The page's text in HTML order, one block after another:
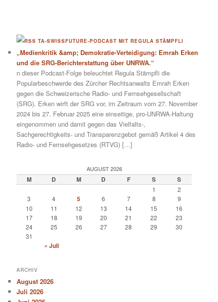
TA-SWISSFUTURE-PODCAST MIT REGULA STÄMPFLI
„Medienkritik &amp; Demokratie-Verteidigung: Emrah Erken
und die SRG-Berichterstattung über UNRWA.“
n dieser Podcast-Folge beleuchtet Regula Stämpfli die
Popularbeschwerde des Zürcher Rechtsanwalts Emrah Erken
gegen die Schweizerische Radio- und Fernsehgesellschaft
(SRG). Erken wirft der SRG vor, im Zeitraum vom 27. November
2024 bis 27. Februar 2025 eine einseitige, pro-UNRWA-Haltung
eingenommen und damit gegen das Vielfalts-,
Sachgerechtigkeits- und Transparenzgebot gemäß Artikel 4 des
Radio- und Fernsehgesetzes (RTVG) […]
AUGUST 2026
M D M D F S S
1
2
3
4 5 6 7 8
9
10
11 12 13 14 15
16
17
18 19 20 21 22
23
24
25 26 27 28 29
30
31
« Juli
ARCHIV
August 2026
Juli 2026